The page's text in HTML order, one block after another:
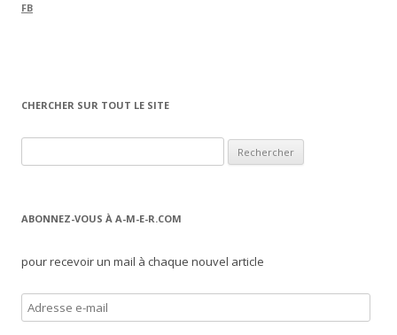
FB
CHERCHER SUR TOUT LE SITE
ABONNEZ-VOUS À A-M-E-R.COM
pour recevoir un mail à chaque nouvel article
d